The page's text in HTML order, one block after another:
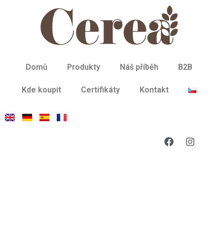
Domů Produkty Náš příběh B2B
Kde koupit Certifikáty Kontakt